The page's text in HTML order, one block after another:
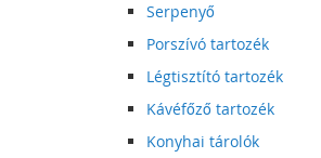
Serpenyő
Porszívó tartozék
Légtisztító tartozék
Kávéfőző tartozék
Konyhai tárolók